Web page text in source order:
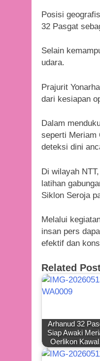
Posisi
32 Pasgat
Selain
udara.
Prajurit
dari kesiapan
Dalam
seperti Meriam
deteksi dini
Di wilayah
latihan
Siklon Seroja
Melalui
insan pers
efektif dan
Related
Arhanud 32
Siap Awaki
Oerlikon